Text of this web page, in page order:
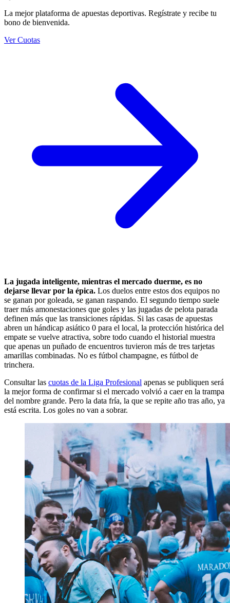
La mejor plataforma de apuestas deportivas. Regístrate y recibe tu
bono de bienvenida.
Ver Cuotas
La jugada inteligente, mientras el mercado duerme, es no
dejarse llevar por la épica. Los duelos entre estos dos equipos no
se ganan por goleada, se ganan raspando. El segundo tiempo suele
traer más amonestaciones que goles y las jugadas de pelota parada
definen más que las transiciones rápidas. Si las casas de apuestas
abren un hándicap asiático 0 para el local, la protección histórica del
empate se vuelve atractiva, sobre todo cuando el historial muestra
que apenas un puñado de encuentros tuvieron más de tres tarjetas
amarillas combinadas. No es fútbol champagne, es fútbol de
trinchera.
Consultar las cuotas de la Liga Profesional apenas se publiquen será
la mejor forma de confirmar si el mercado volvió a caer en la trampa
del nombre grande. Pero la data fría, la que se repite año tras año, ya
está escrita. Los goles no van a sobrar.